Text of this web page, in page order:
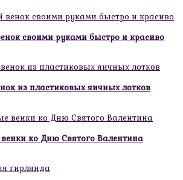
своими руками быстро и красиво
из пластиковых яичных лотков
ко Дню Святого Валентина